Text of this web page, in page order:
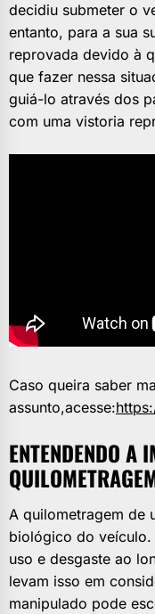
decidiu submeter o
entanto, para a sua
reprovada devido à
que fazer nessa
guiá-lo através dos
com uma vistoria
Caso queira saber
assunto,acesse:
ENTENDENDO A
A quilometragem de
biológico do veículo.
uso e desgaste ao
levam isso em
manipulado pode